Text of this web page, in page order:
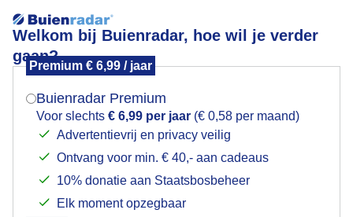
Welkom bij Buienradar, hoe wil je verder
gaan?
Premium € 6,99 / jaar
Buienradar Premium
Voor slechts € 6,99 per jaar (€ 0,58 per maand)
Advertentievrij en privacy veilig
Ontvang voor min. € 40,- aan cadeaus
10% donatie aan Staatsbosbeheer
Elk moment opzegbaar
Motregen en veel wind
Mogen we je locatie gebruiken voor het
Indien je hier nog geen akkoord op hebt gegeven,
verschijnt er zo een pop-up uit je browser waarin